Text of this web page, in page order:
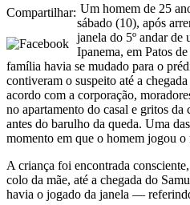
Compartilhar: Um homem de 25
sábado (10), após
janela do 5º andar de
Ipanema, em Patos
família havia se mudado para o
contiveram o suspeito até a
acordo com a corporação,
no apartamento do casal e gritos
antes do barulho da queda. Uma
momento em que o homem jogou o
A criança foi encontrada
colo da mãe, até a chegada do
havia o jogado da janela —